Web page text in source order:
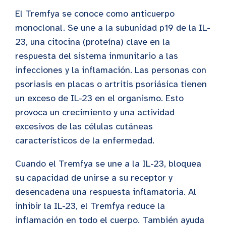
El Tremfya se conoce como anticuerpo
monoclonal. Se une a la subunidad p19 de la IL-
23, una citocina (proteína) clave en la
respuesta del sistema inmunitario a las
infecciones y la inflamación. Las personas con
psoriasis en placas o artritis psoriásica tienen
un exceso de IL-23 en el organismo. Esto
provoca un crecimiento y una actividad
excesivos de las células cutáneas
característicos de la enfermedad.
Cuando el Tremfya se une a la IL-23, bloquea
su capacidad de unirse a su receptor y
desencadena una respuesta inflamatoria. Al
inhibir la IL-23, el Tremfya reduce la
inflamación en todo el cuerpo. También ayuda